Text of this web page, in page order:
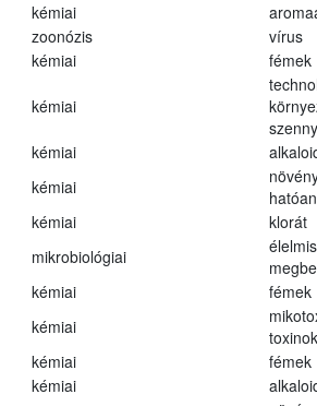
kémiai
zoonózis
vírus
kémiai fémek
kémiai
kémiai
kémiai
kémiai
klorát
mikrobiológiai
kémiai
fémek
kémiai
toxinok
kémiai
fémek
kémiai